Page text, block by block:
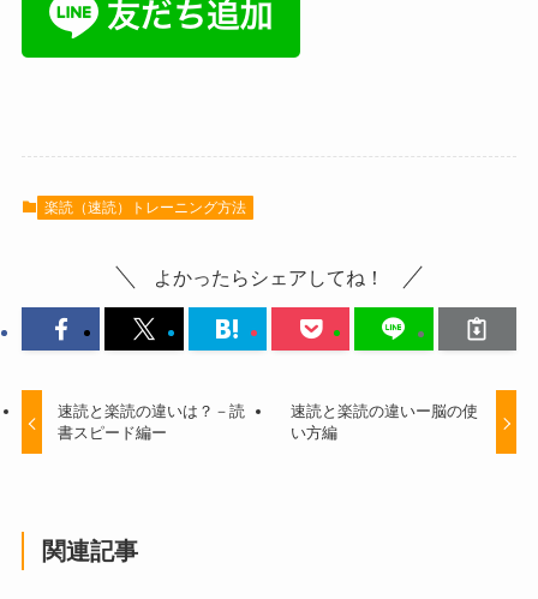
楽読（速読）トレーニング方法
よかったらシェアしてね！
速読と楽読の違いは？－読
書スピード編ー
速読と楽読の違いー脳の使
い方編
関連記事